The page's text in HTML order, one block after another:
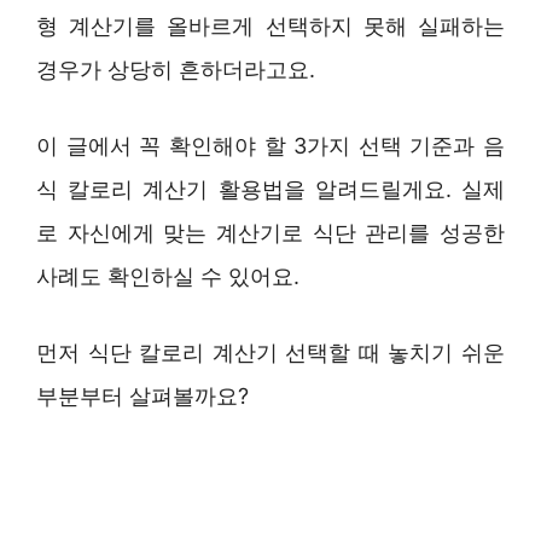
형 계산기를 올바르게 선택하지 못해 실패하는
경우가 상당히 흔하더라고요.
이 글에서 꼭 확인해야 할 3가지 선택 기준과 음
식 칼로리 계산기 활용법을 알려드릴게요. 실제
로 자신에게 맞는 계산기로 식단 관리를 성공한
사례도 확인하실 수 있어요.
먼저 식단 칼로리 계산기 선택할 때 놓치기 쉬운
부분부터 살펴볼까요?